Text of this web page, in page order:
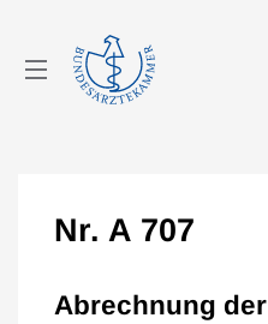
Nr. A 707
Abrechnung der